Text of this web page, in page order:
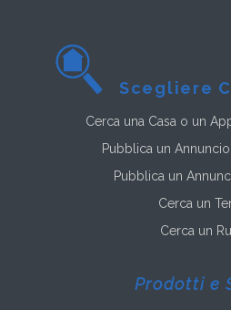
Scegliere
Cerca una Casa o un
Pubblica un
Pubblica un
Cerca un
Cerca un
Prodotti e